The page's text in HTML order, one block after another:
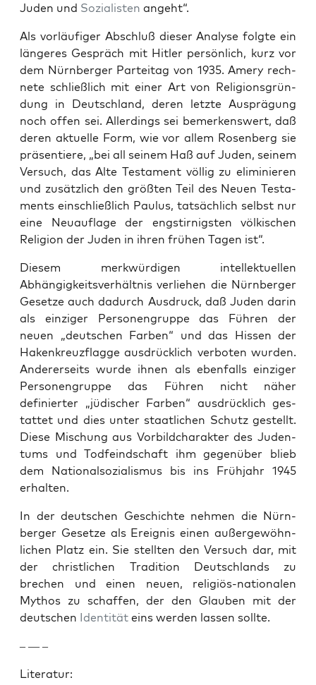
Juden und Sozial­is­ten ange­ht“.
Als vor­läu­figer Abschluß dieser Analyse fol­gte ein
län­geres Gespräch mit Hitler per­sön­lich, kurz vor
dem Nürn­berg­er Parteitag von 1935. Amery rech­
nete schließlich mit ein­er Art von Reli­gion­s­grün­
dung in Deutsch­land, deren let­zte Aus­prä­gung
noch offen sei. Allerd­ings sei bemerkenswert, daß
deren aktuelle Form, wie vor allem Rosen­berg sie
präsen­tiere, „bei all seinem Haß auf Juden, seinem
Ver­such, das Alte Tes­ta­ment völ­lig zu eli­m­inieren
und zusät­zlich den größten Teil des Neuen Tes­ta­
ments ein­schließlich Paulus, tat­säch­lich selb­st nur
eine Neuau­flage der eng­stirnig­sten völkischen
Reli­gion der Juden in ihren frühen Tagen ist“.
Diesem merk­würdi­gen intellek­tuellen
Abhängigkeitsver­hält­nis ver­liehen die Nürn­berg­er
Geset­ze auch dadurch Aus­druck, daß Juden darin
als einziger Per­so­n­en­gruppe das Führen der
neuen „deutschen Far­ben“ und das Hissen der
Hak­enkreuzflagge aus­drück­lich ver­boten wur­den.
Ander­er­seits wurde ihnen als eben­falls einziger
Per­so­n­en­gruppe das Führen nicht näher
definiert­er „jüdis­ch­er Far­ben“ aus­drück­lich ges­
tat­tet und dies unter staatlichen Schutz gestellt.
Diese Mis­chung aus Vor­bild­charak­ter des Juden­
tums und Tod­feind­schaft ihm gegenüber blieb
dem Nation­al­sozial­is­mus bis ins Früh­jahr 1945
erhal­ten.
In der deutschen Geschichte nehmen die Nürn­
berg­er Geset­ze als Ereig­nis einen außergewöhn­
lichen Platz ein. Sie stell­ten den Ver­such dar, mit
der christlichen Tra­di­tion Deutsch­lands zu
brechen und einen neuen, religiös-nationalen
Mythos zu schaf­fen, der den Glauben mit der
deutschen Iden­tität eins wer­den lassen sollte.
– — –
Lit­er­atur: